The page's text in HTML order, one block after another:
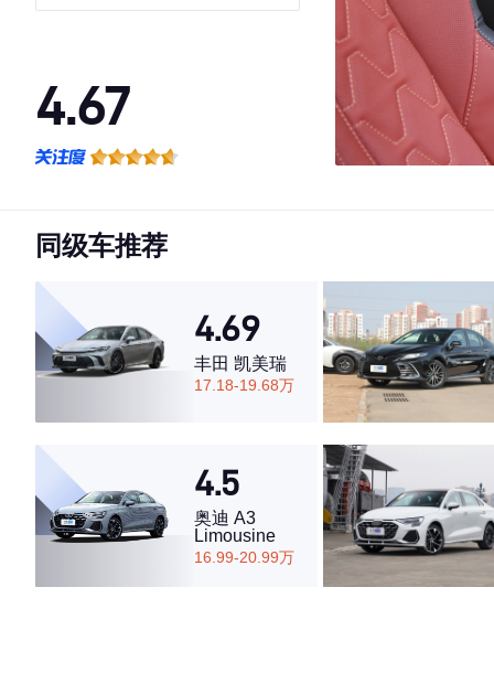
4.67
·空间表现一般，低于63%同级车
同级车推荐
4.69
丰田 凯美瑞
17.18-19.68万
4.5
奥迪 A3
Limousine
16.99-20.99万